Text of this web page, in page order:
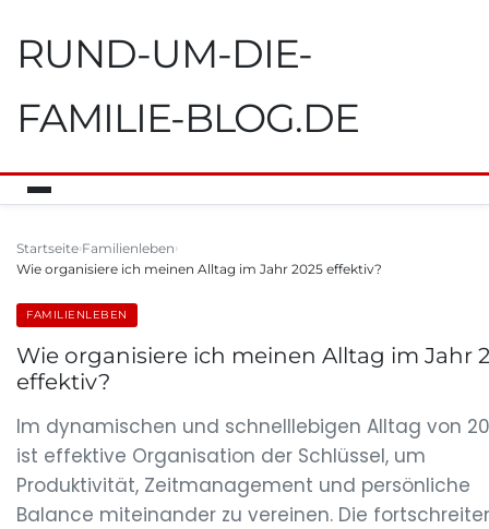
RUND-UM-DIE-
FAMILIE-BLOG.DE
Startseite Familienleben
Wie organisiere ich meinen Alltag im Jahr 2025 effektiv?
FAMILIENLEBEN
Wie organisiere ich meinen Alltag im Jahr
effektiv?
Im dynamischen und schnelllebigen Alltag von
ist effektive Organisation der Schlüssel, um
Produktivität, Zeitmanagement und persönliche
Balance miteinander zu vereinen. Die